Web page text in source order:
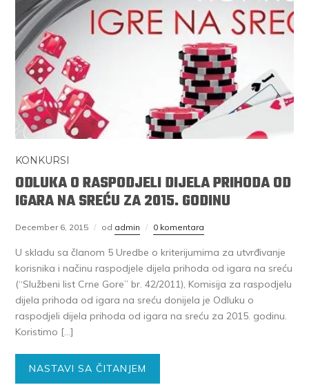
KONKURSI
ODLUKA O RASPODJELI DIJELA PRIHODA OD
IGARA NA SREĆU ZA 2015. GODINU
December 6, 2015 od admin 0 komentara
U skladu sa članom 5 Uredbe o kriterijumima za utvrđivanje
korisnika i načinu raspodjele dijela prihoda od igara na sreću
(“Službeni list Crne Gore” br. 42/2011), Komisija za raspodjelu
dijela prihoda od igara na sreću donijela je Odluku o
raspodjeli dijela prihoda od igara na sreću za 2015. godinu.
Koristimo […]
NASTAVI SA ČITANJEM